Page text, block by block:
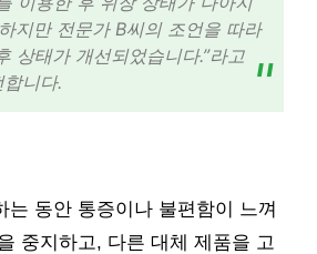
지만 전문가 B씨의 조언을 따라
상태가 개선되었습니다.”라고
니다.
는 동안 통증이나 불편함이 느껴
중지하고, 다른 대체 제품을 고